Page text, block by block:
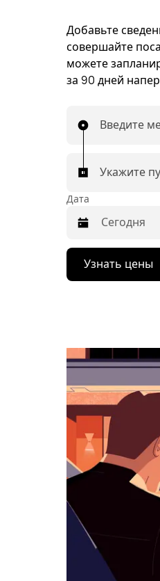
Добавьте
совершайте
можете
за 90 дней
Введите
Укажите
Дата
Нажмите
стрелку
вниз,
выбрать
дату.
закрыть
календарь,
нажмите
Esc.
Узнать цены